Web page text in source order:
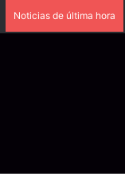
Noticias de última hora